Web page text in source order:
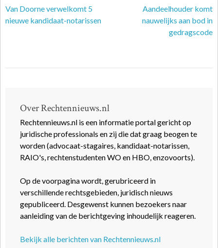
Van Doorne verwelkomt 5
nieuwe kandidaat-notarissen
Aandeelhouder komt
nauwelijks aan bod in
gedragscode
Over Rechtennieuws.nl
Rechtennieuws.nl is een informatie portal gericht op
juridische professionals en zij die dat graag beogen te
worden (advocaat-stagaires, kandidaat-notarissen,
RAIO's, rechtenstudenten WO en HBO, enzovoorts).
Op de voorpagina wordt, gerubriceerd in
verschillende rechtsgebieden, juridisch nieuws
gepubliceerd. Desgewenst kunnen bezoekers naar
aanleiding van de berichtgeving inhoudelijk reageren.
Bekijk alle berichten van Rechtennieuws.nl